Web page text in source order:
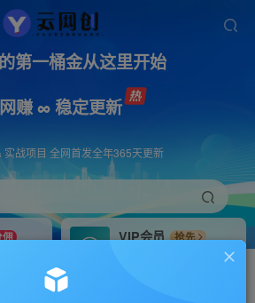
第一桶金从这里开始
赚 ∞ 稳定更新
实战项目 全网首发全年365天更新
佣
VIP会员
抢先